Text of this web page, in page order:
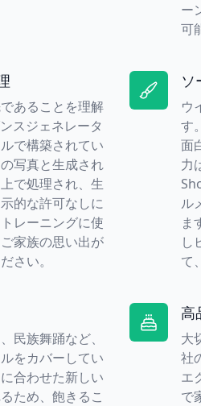
ー
可
あることを理解
スジェネレータ
で構築されてい
写真と生成され
で処理され、生
的な許可なしに
レーニングに使
家族の思い出が
さい。
ソ
ウ
す
面
力
ル
ま
し
て
民族舞踊など、
をカバーしてい
合わせた新しい
ため、飽きるこ
高
大
社
エ
で